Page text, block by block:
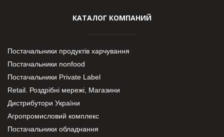
КАТАЛОГ КОМПАНИЙ
Постачальники продуктів харчування
Постачальники nonfood
Постачальники Private Label
Retail. Роздрібні мережі, Магазини
Дистрибутори України
Агропромисловий комплекс
Постачальники обладнання